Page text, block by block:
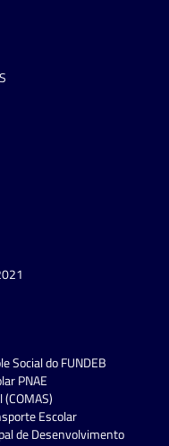
Social do FUNDEB
PNAE
Escolar
de Desenvolvimento